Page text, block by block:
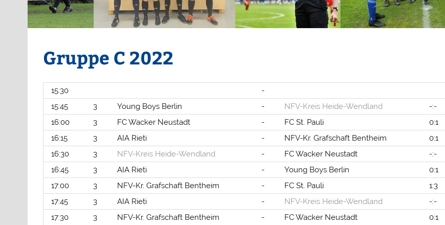
Gruppe C 2022
15:30
-
15:45
3 Young Boys Berlin - NFV-Kreis Heide-Wendland
-:-
16:00
3 FC Wacker Neustadt - FC St. Pauli
0:1
16:15
3 AIA Rieti - NFV-Kr. Grafschaft Bentheim
0:1
16:30
3 NFV-Kreis Heide-Wendland - FC Wacker Neustadt
-:-
16:45
3 AIA Rieti - Young Boys Berlin
0:1
17:00
3 NFV-Kr. Grafschaft Bentheim - FC St. Pauli
1:3
17:45
3 AIA Rieti - NFV-Kreis Heide-Wendland
-:-
17:30
3 NFV-Kr. Grafschaft Bentheim - FC Wacker Neustadt
0:1